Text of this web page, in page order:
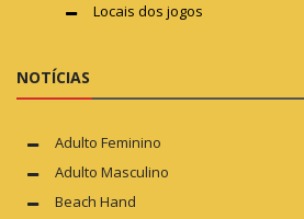
Locais dos jogos
NOTÍCIAS
Adulto Feminino
Adulto Masculino
Beach Hand